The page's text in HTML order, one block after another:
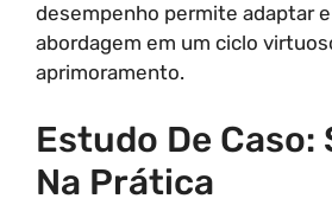
desempenho permite adaptar
abordagem em um ciclo
aprimoramento.
Estudo De Caso:
Na Prática